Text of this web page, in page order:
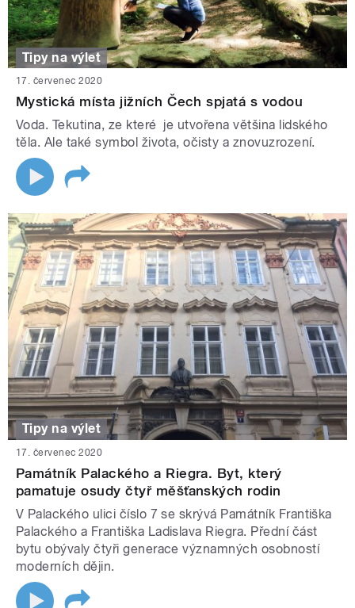
Tipy na výlet
17. červenec 2020
Mystická místa jižních Čech spjatá s vodou
Voda. Tekutina, ze které je utvořena většina lidského
těla. Ale také symbol života, očisty a znovuzrození.
Tipy na výlet
17. červenec 2020
Památník Palackého a Riegra. Byt, který
pamatuje osudy čtyř měšťanských rodin
V Palackého ulici číslo 7 se skrývá Památník Františka
Palackého a Františka Ladislava Riegra. Přední část
bytu obývaly čtyři generace významných osobností
moderních dějin.